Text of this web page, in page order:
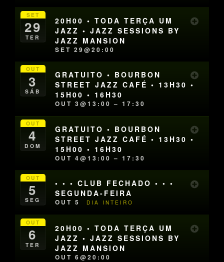
SET
29
TER
20H00 • TODA TERÇA UM
JAZZ • JAZZ SESSIONS BY
JAZZ MANSION
SET 29@20:00
OUT
3
SÁB
GRATUITO • BOURBON
STREET JAZZ CAFÉ • 13H30 •
15H00 • 16H30
OUT 3@13:00 – 17:30
OUT
4
DOM
GRATUITO • BOURBON
STREET JAZZ CAFÉ • 13H30 •
15H00 • 16H30
OUT 4@13:00 – 17:30
OUT
5
SEG
• • • CLUB FECHADO • • •
SEGUNDA-FEIRA
OUT 5 DIA INTEIRO
OUT
6
TER
20H00 • TODA TERÇA UM
JAZZ • JAZZ SESSIONS BY
JAZZ MANSION
OUT 6@20:00